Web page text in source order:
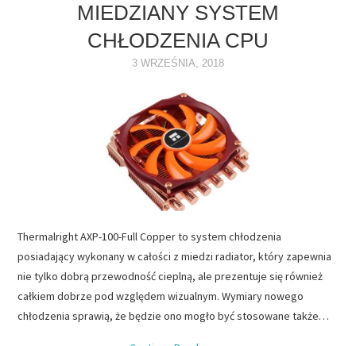
MONITORY
NAPĘDY
MIEDZIANY SYSTEM
CHŁODZENIA CPU
3 WRZEŚNIA, 2018
Thermalright AXP-100-Full Copper to system chłodzenia
posiadający wykonany w całości z miedzi radiator, który zapewnia
nie tylko dobrą przewodność cieplną, ale prezentuje się również
całkiem dobrze pod względem wizualnym. Wymiary nowego
chłodzenia sprawią, że będzie ono mogło być stosowane także…